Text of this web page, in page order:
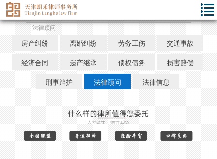
法律顾问
房产纠纷 离婚纠纷 劳务工伤
交通事故
经济合同
遗产继承 债权债务
损害赔偿
刑事辩护
法律顾问 法律信息